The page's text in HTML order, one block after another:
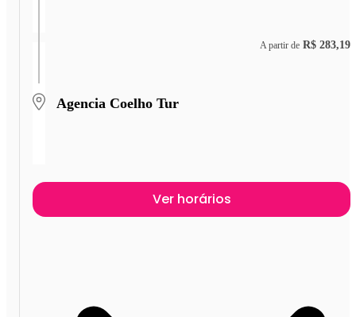
Agencia Coelho Tur
A partir de R$ 283,19
Ver horários